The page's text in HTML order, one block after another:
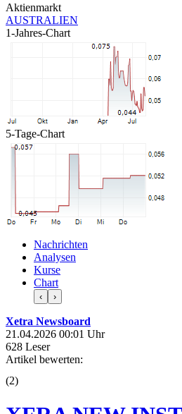
Aktienmarkt
AUSTRALIEN
1-Jahres-Chart
5-Tage-Chart
Nachrichten
Analysen
Kurse
Chart
‹ ›
Xetra Newsboard
21.04.2026 00:01 Uhr
628 Leser
Artikel bewerten:
(2)